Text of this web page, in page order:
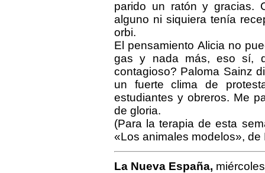
parido un ratón y gracias.
alguno ni siquiera tenía
orbi.
El pensamiento Alicia no
gas y nada más, eso sí,
contagioso? Paloma Sainz
un fuerte clima de
estudiantes y obreros. Me
de gloria.
(Para la terapia de esta
«Los animales modelos», de
La Nueva España,